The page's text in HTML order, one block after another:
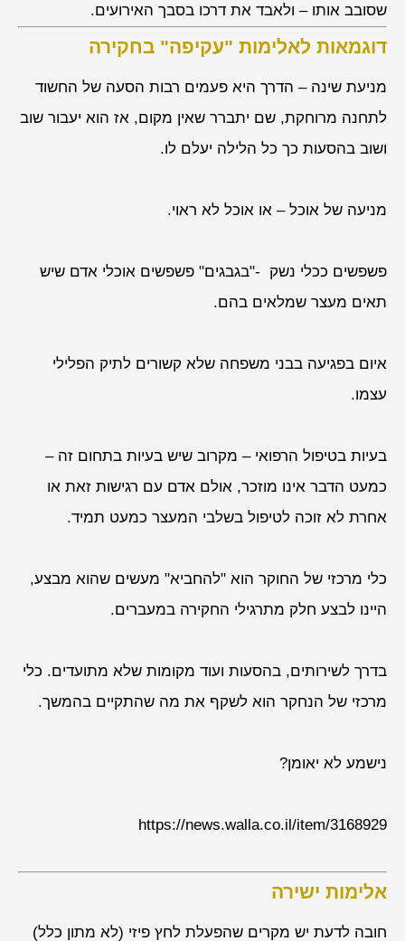
שסובב אותו – ולאבד את דרכו בסבך האירועים.
דוגמאות לאלימות "עקיפה" בחקירה
מניעת שינה – הדרך היא פעמים רבות הסעה של החשוד
לתחנה מרוחקת, שם יתברר שאין מקום, אז הוא יעבור שוב
ושוב בהסעות כך כל הלילה יעלם לו.
מניעה של אוכל – או אוכל לא ראוי.
פשפשים ככלי נשק -"בגבגים" פשפשים אוכלי אדם שיש
תאים מעצר שמלאים בהם.
איום בפגיעה בבני משפחה שלא קשורים לתיק הפלילי
עצמו.
בעיות בטיפול הרפואי – מקרוב שיש בעיות בתחום זה –
כמעט הדבר אינו מוזכר, אולם אדם עם רגישות זאת או
אחרת לא זוכה לטיפול בשלבי המעצר כמעט תמיד.
כלי מרכזי של החוקר הוא "להחביא" מעשים שהוא מבצע,
היינו לבצע חלק מתרגילי החקירה במעברים.
בדרך לשירותים, בהסעות ועוד מקומות שלא מתועדים. כלי
מרכזי של הנחקר הוא לשקף את מה שהתקיים בהמשך.
נישמע לא יאומן?
https://news.walla.co.il/item/3168929
אלימות ישירה
חובה לדעת יש מקרים שהפעלת לחץ פיזי (לא מתון כלל)